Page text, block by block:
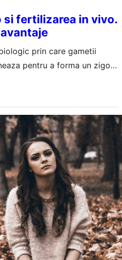
si fertilizarea in vivo.
prin care gametii
pentru a forma un zigot,
in interiorul corpului
de fertilizare a permis
acestuia, prin intermediul
diferentelor dintre…